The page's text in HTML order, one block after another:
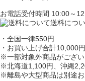
お電話受付時間 10:00～
送料につ
・全国一律550円
・お買い上げ合計10,000円
※一部対象外商品がござい
※北海道1,100円、沖縄
※離島や大型商品は別途お